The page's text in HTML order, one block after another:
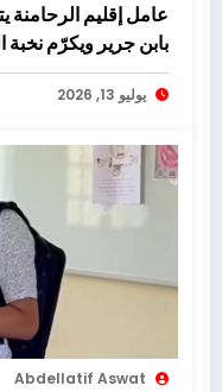
عامل إقليم
بابن جرير ويكرّم
الدراسي
يوليو 13, 2026
Abdellatif Aswat